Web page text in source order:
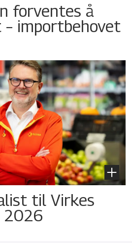
forventes å
importbehovet
til Virkes
2026